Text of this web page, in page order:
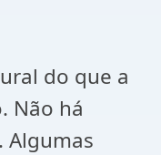
do que a
Não há
Algumas